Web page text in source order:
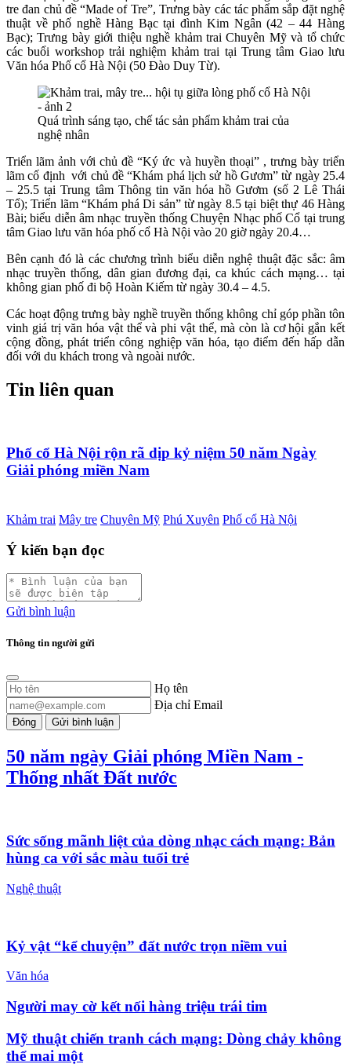
tre đan chủ đề “Made of Tre”, Trưng bày các tác phẩm sắp đặt nghệ
thuật về phố nghề Hàng Bạc tại đình Kim Ngân (42 – 44 Hàng
Bạc); Trưng bày giới thiệu nghề khảm trai Chuyên Mỹ và tổ chức
các buổi workshop trải nghiệm khảm trai tại Trung tâm Giao lưu
Văn hóa Phố cổ Hà Nội (50 Đào Duy Từ).
Quá trình sáng tạo, chế tác sản phẩm khảm trai của
nghệ nhân
Triển lãm ảnh với chủ đề “Ký ức và huyền thoại” , trưng bày triển
lãm cố định với chủ đề “Khám phá lịch sử hồ Gươm” từ ngày 25.4
– 25.5 tại Trung tâm Thông tin văn hóa hồ Gươm (số 2 Lê Thái
Tổ); Triển lãm “Khám phá Di sản” từ ngày 8.5 tại biệt thự 46 Hàng
Bài; biểu diễn âm nhạc truyền thống Chuyện Nhạc phố Cổ tại trung
tâm Giao lưu văn hóa phố cổ Hà Nội vào 20 giờ ngày 20.4…
Bên cạnh đó là các chương trình biểu diễn nghệ thuật đặc sắc: âm
nhạc truyền thống, dân gian đương đại, ca khúc cách mạng… tại
không gian phố đi bộ Hoàn Kiếm từ ngày 30.4 – 4.5.
Các hoạt động trưng bày nghề truyền thống không chỉ góp phần tôn
vinh giá trị văn hóa vật thể và phi vật thể, mà còn là cơ hội gắn kết
cộng đồng, phát triển công nghiệp văn hóa, tạo điểm đến hấp dẫn
đối với du khách trong và ngoài nước.
Tin liên quan
Phố cổ Hà Nội rộn rã dịp kỷ niệm 50 năm Ngày
Giải phóng miền Nam
Khảm trai Mây tre Chuyên Mỹ Phú Xuyên Phố cổ Hà Nội
Ý kiến bạn đọc
Gửi bình luận
Thông tin người gửi
Họ tên
Địa chỉ Email
Đóng Gửi bình luận
50 năm ngày Giải phóng Miền Nam -
Thống nhất Đất nước
Sức sống mãnh liệt của dòng nhạc cách mạng: Bản
hùng ca với sắc màu tuổi trẻ
Nghệ thuật
Kỷ vật “kể chuyện” đất nước trọn niềm vui
Văn hóa
Người may cờ kết nối hàng triệu trái tim
Mỹ thuật chiến tranh cách mạng: Dòng chảy không
thể mai một